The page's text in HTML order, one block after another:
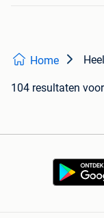
Home
104 resultaten